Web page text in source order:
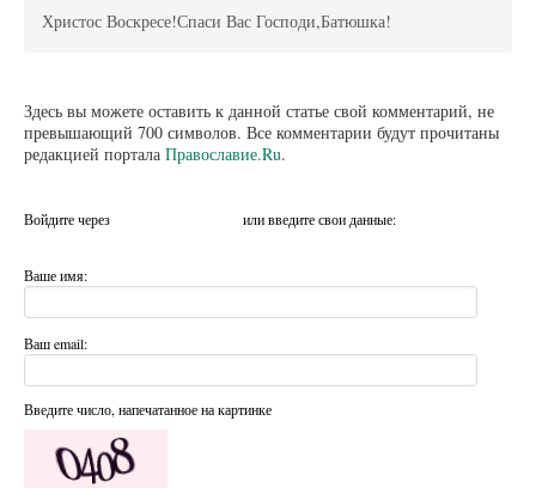
Христос Воскресе!Спаси Вас Господи,Батюшка!
Здесь вы можете оставить к данной статье свой комментарий, не
превышающий 700 символов. Все комментарии будут прочитаны
редакцией портала Православие.Ru.
Войдите через или введите свои данные:
Ваше имя:
Ваш email:
Введите число, напечатанное на картинке